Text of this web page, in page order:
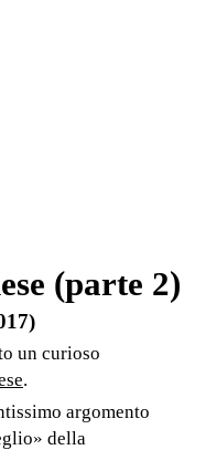
(parte 2)
un curioso
.
argomento
della